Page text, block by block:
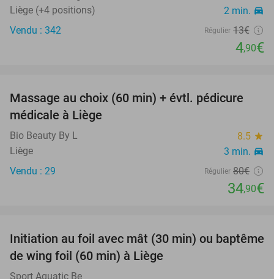
Liège (+4 positions)
2 min. directions_car
Vendu : 342 Régulier 13€
4,90€
56%
Massage au choix (60 min) + évtl. pédicure
médicale à Liège
Bio Beauty By L 8.5 star
Liège 3 min. directions_car
Vendu : 29 Régulier 80€
34,90€
38%
Initiation au foil avec mât (30 min) ou baptême
de wing foil (60 min) à Liège
Sport Aquatic Be